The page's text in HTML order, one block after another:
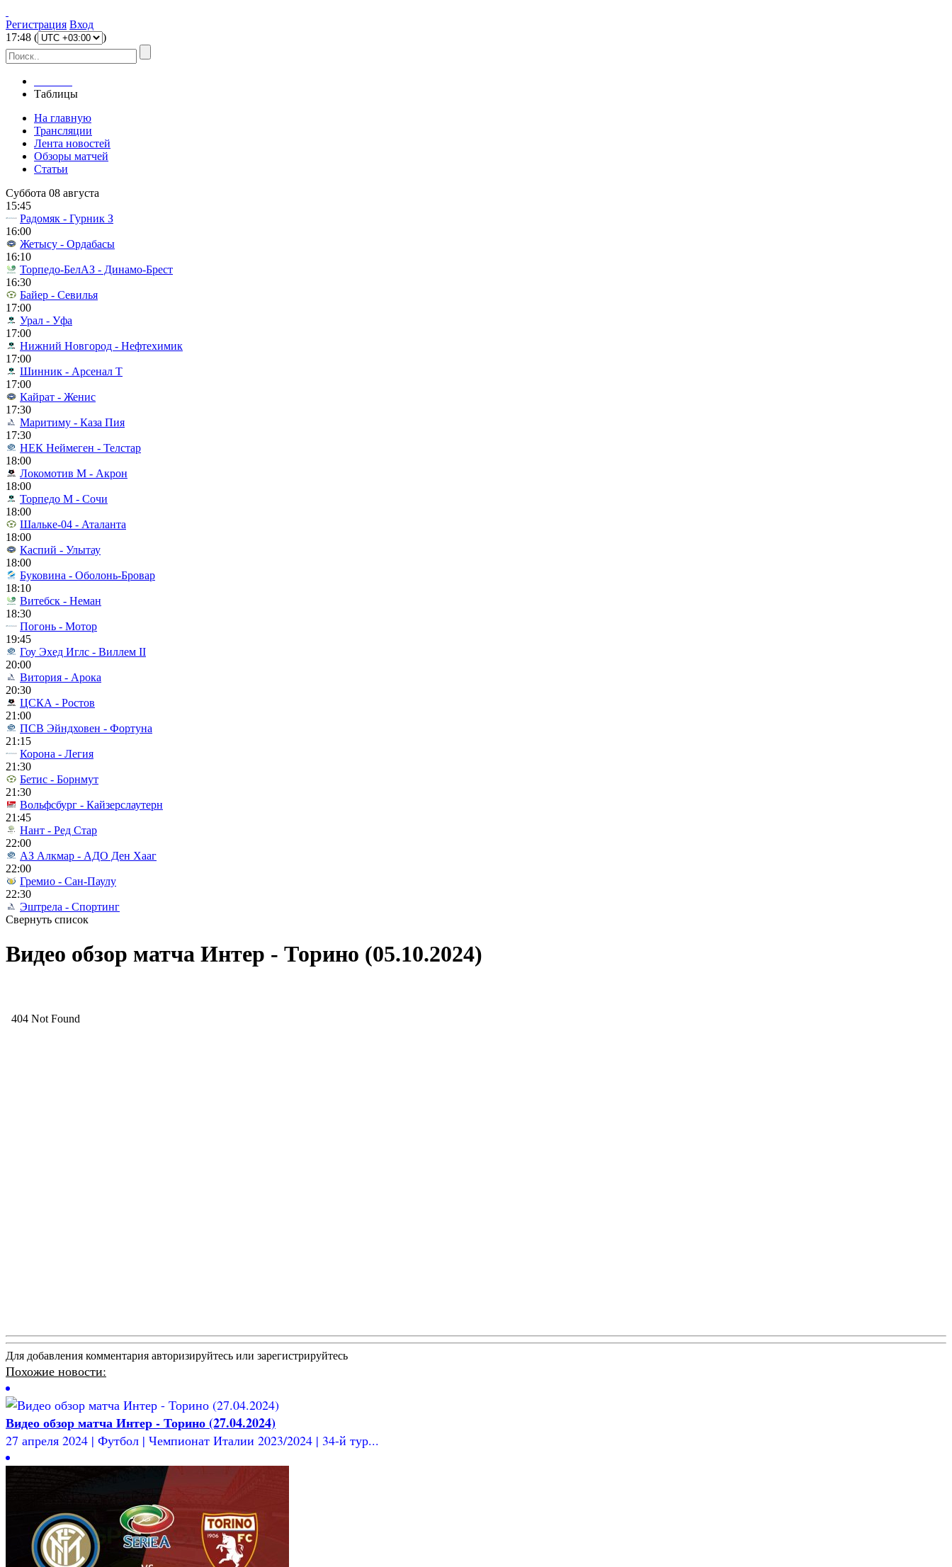
Регистрация Вход
17:48 ( )
Таблицы
На главную
Трансляции
Лента новостей
Обзоры матчей
Статьи
Суббота 08 августа
15:45
Радомяк - Гурник З
16:00
Жетысу - Ордабасы
16:10
Торпедо-БелАЗ - Динамо-Брест
16:30
Байер - Севилья
17:00
Урал - Уфа
17:00
Нижний Новгород - Нефтехимик
17:00
Шинник - Арсенал Т
17:00
Кайрат - Женис
17:30
Маритиму - Каза Пия
17:30
НЕК Неймеген - Телстар
18:00
Локомотив М - Акрон
18:00
Торпедо М - Сочи
18:00
Шальке-04 - Аталанта
18:00
Каспий - Улытау
18:00
Буковина - Оболонь-Бровар
18:10
Витебск - Неман
18:30
Погонь - Мотор
19:45
Гоу Эхед Иглс - Виллем II
20:00
Витория - Арока
20:30
ЦСКА - Ростов
21:00
ПСВ Эйндховен - Фортуна
21:15
Корона - Легия
21:30
Бетис - Борнмут
21:30
Вольфсбург - Кайзерслаутерн
21:45
Нант - Ред Стар
22:00
АЗ Алкмар - АДО Ден Хааг
22:00
Гремио - Сан-Паулу
22:30
Эштрела - Спортинг
Свернуть список
Видео обзор матча Интер - Торино (05.10.2024)
Для добавления комментария авторизируйтесь или зарегистрируйтесь
Похожие новости:
Видео обзор матча Интер - Торино (27.04.2024)
27 апреля 2024 | Футбол | Чемпионат Италии 2023/2024 | 34-й тур...